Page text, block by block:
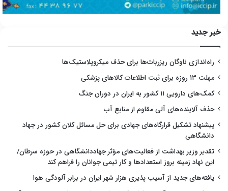
خبر جدید
راه‌اندازی ناوگان ریزربات‌ها برای حذف میکروپلاستیک‌ها
مهلت ۱۳ روزه برای ثبت اطلاعات کالاهای پزشکی
کمک‌های دارویی ۱۱ کشور به ایران در دوران جنگ
حذف آلاینده‌های آلی مقاوم از منابع آب
پیشنهاد تشکیل قرارگاه‌های جهادی برای حل مسائل کلان کشور در جهاد
دانشگاهی
تقدیر وزیر بهداشت از فعالیت‌های مؤثر جهاددانشگاهی در حوزه سرطان/
این نهاد زمینه بروز استعدادها و کار تیمی جوانان را فراهم کند
یافته‌های جدید از آسیب پذیری هزار شهر ایران در برابر آلودگی هوا